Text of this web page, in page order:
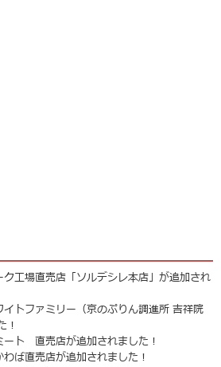
ク工場直売店「ソルデシレ本店」が追加され
イトファミリー（京のぷりん調進所 吉祥院
！
ート 直売店が追加されました！
ば直売店が追加されました！